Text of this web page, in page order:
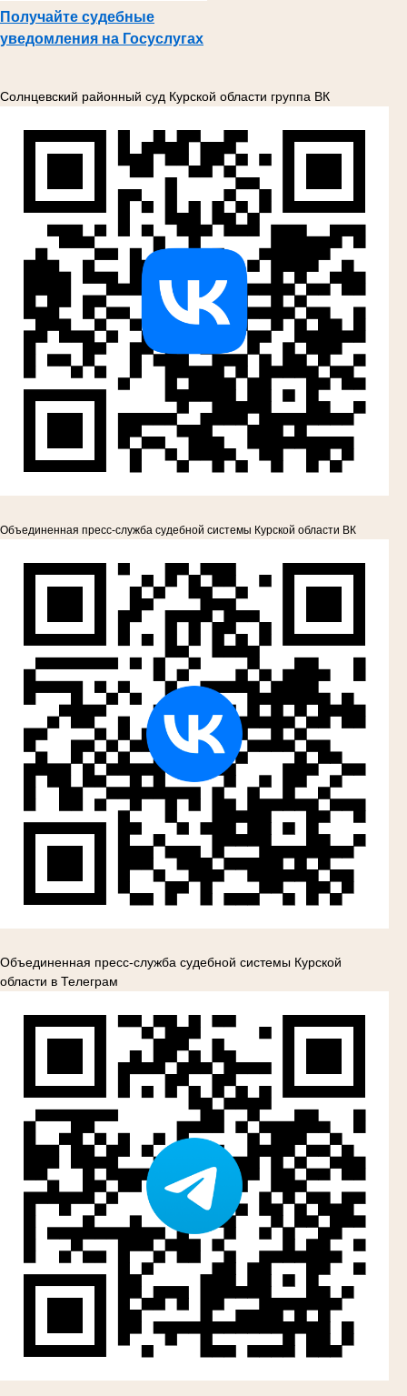
Получайте судебные
уведомления на Госуслугах
Солнцевский районный суд Курской области группа ВК
Объединенная пресс-служба судебной системы Курской области ВК
Объединенная пресс-служба судебной системы Курской
области в Телеграм